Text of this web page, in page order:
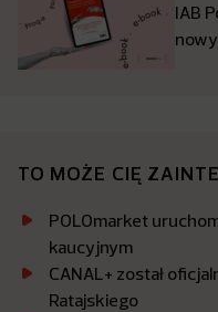
IAB
TO MOŻE CIĘ
POLOmarket
kaucyjnym
CANAL+ został
Ratajskiego